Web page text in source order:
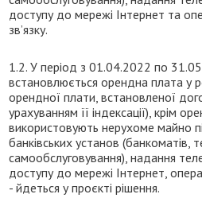
доступу до мережі Інтернет та
зв’язку.
1.2. У період з 01.04.2022 по
встановлюється орендна плата у
орендної плати, встановленої
урахуванням її індексації), крім
використовують нерухоме майно
банківських установ (банкоматів,
самообслуговування), надання
доступу до мережі Інтернет,
- йдеться у проєкті рішення.